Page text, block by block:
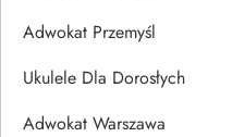
Adwokat Przemyśl
Ukulele Dla Dorosłych
Adwokat Warszawa